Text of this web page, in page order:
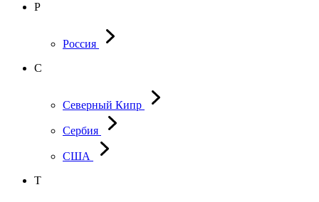
Р
Россия
С
Северный Кипр
Сербия
США
Т